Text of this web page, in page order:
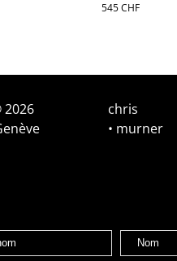
545CHF
chris
• murner
Nom